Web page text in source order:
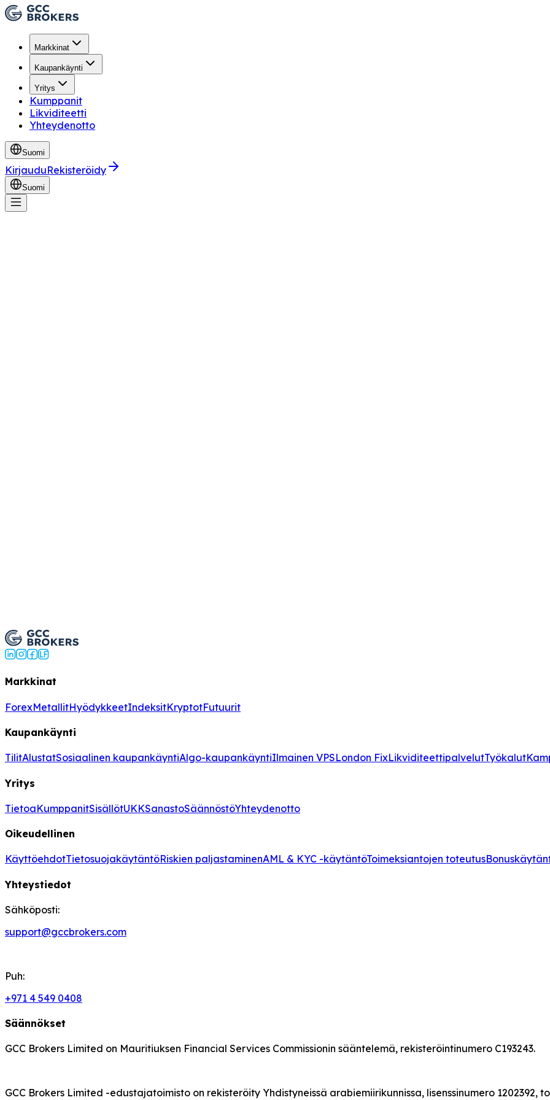
Markkinat
Kaupankäynti
Yritys
Kumppanit
Likviditeetti
Yhteydenotto
Suomi
KirjauduRekisteröidy
Suomi
Markkinat
ForexMetallitHyödykkeetIndeksitKryptotFutuurit
Kaupankäynti
TilitAlustatSosiaalinen kaupankäyntiAlgo-kaupankäyntiIlmainen VPSLondon FixLikviditeettipalvelutTyökalut
Yritys
TietoaKumppanitSisällötUKKSanastoSäännöstöYhteydenotto
Oikeudellinen
KäyttöehdotTietosuojakäytäntöRiskien paljastaminenAML & KYC -käytäntöToimeksiantojen toteutus
Yhteystiedot
Sähköposti:
support@gccbrokers.com
Puh:
+971 4 549 0408
Säännökset
GCC Brokers Limited on Mauritiuksen Financial Services Commissionin sääntelemä, rekisteröintinumero C193243.
GCC Brokers Limited -edustajatoimisto on rekisteröity Yhdistyneissä arabiemiirikunnissa, lisenssinumero 1202392,